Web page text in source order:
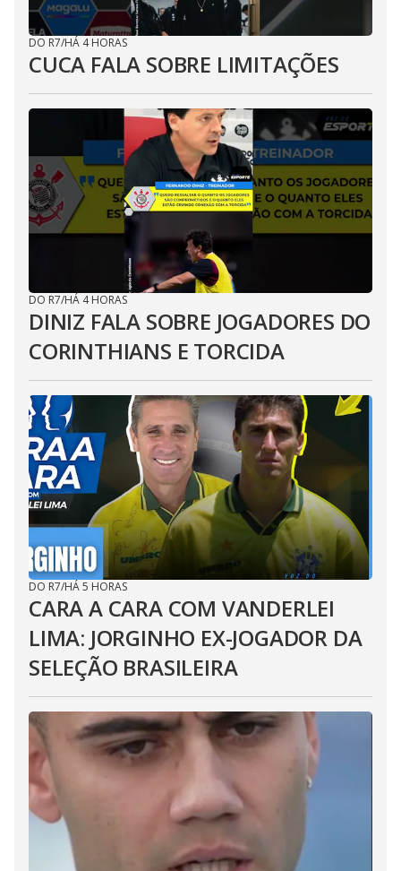
DO R7/HÁ 4 HORAS
CUCA FALA SOBRE LIMITAÇÕES
DO R7/HÁ 4 HORAS
DINIZ FALA SOBRE JOGADORES DO
CORINTHIANS E TORCIDA
DO R7/HÁ 5 HORAS
CARA A CARA COM VANDERLEI
LIMA: JORGINHO EX-JOGADOR DA
SELEÇÃO BRASILEIRA